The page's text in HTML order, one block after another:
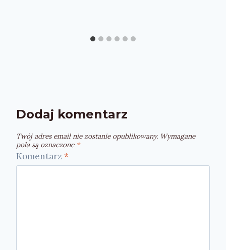
Dodaj komentarz
Twój adres email nie zostanie opublikowany. Wymagane
pola są oznaczone *
Komentarz *